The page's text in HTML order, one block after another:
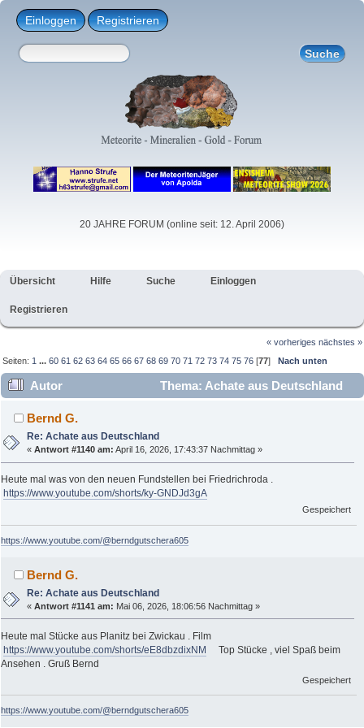
Einloggen Registrieren
20 JAHRE FORUM (online seit: 12. April 2006)
Übersicht Hilfe Suche Einloggen
Registrieren
« vorheriges nächstes »
Seiten: 1 ...60 61 62 63 64 65 66 67 68 69 70 71 72 73 74 75 76 [77]Nach unten
Autor
Thema: Achate aus Deutschland
(Gelesen 767456 mal)
Bernd G.
Re: Achate aus Deutschland
«Antwort #1140 am: April 16, 2026, 17:43:37 Nachmittag »
Heute mal was von den neuen Fundstellen bei Friedrichroda .
https://www.youtube.com/shorts/ky-GNDJd3gA
Gespeichert
https://www.youtube.com/@berndgutschera605
Bernd G.
Re: Achate aus Deutschland
«Antwort #1141 am: Mai 06, 2026, 18:06:56 Nachmittag »
Heute mal Stücke aus Planitz bei Zwickau . Film
https://www.youtube.com/shorts/eE8dbzdixNM Top Stücke , viel Spaß beim
Ansehen . Gruß Bernd
Gespeichert
https://www.youtube.com/@berndgutschera605